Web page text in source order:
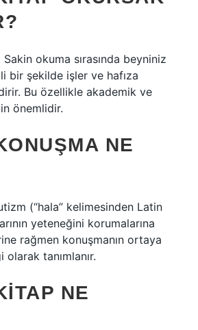
okuma sırasında beyniniz
bir şekilde işler ve hafıza
Bu özellikle akademik ve
önemlidir.
NE
(“hala” kelimesinden Latin
yeteneğini korumalarına
rağmen konuşmanın ortaya
olarak tanımlanır.
NE